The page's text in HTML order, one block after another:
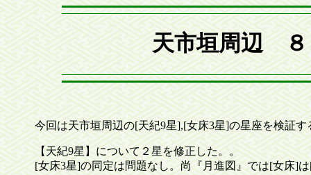
天市垣周辺
今回は天市垣周辺の[天紀9星],[女床3星]の星座を検証す
【天紀9星】について２星を修正した。。
[女床3星]の同定は問題なし。尚『月進図』では[女床]